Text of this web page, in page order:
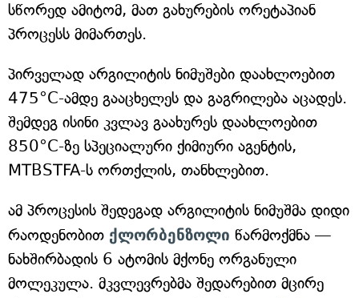
სწორედ ამიტომ, მათ გახურების ორეტაპიან
პროცესს მიმართეს.
პირველად არგილიტის ნიმუშები დაახლოებით
475°C-ამდე გააცხელეს და გაგრილება აცადეს.
შემდეგ ისინი კვლავ გაახურეს დაახლოებით
850°C-ზე სპეციალური ქიმიური აგენტის,
MTBSTFA-ს ორთქლის, თანხლებით.
ამ პროცესის შედეგად არგილიტის ნიმუშმა დიდი
რაოდენობით ქლორბენზოლი წარმოქმნა —
ნახშირბადის 6 ატომის მქონე ორგანული
მოლეკულა. მკვლევრებმა შედარებით მცირე